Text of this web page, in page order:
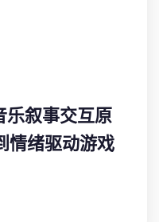
叙事交互原
情绪驱动游戏